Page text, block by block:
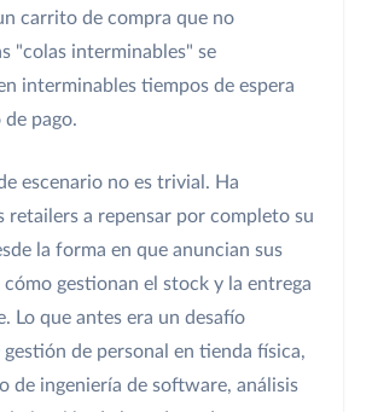
carrito de compra que no
"colas interminables" se
interminables tiempos de espera
de pago.
escenario no es trivial. Ha
retailers a repensar por completo su
la forma en que anuncian sus
gestionan el stock y la entrega
Lo que antes era un desafío
gestión de personal en tienda física,
de ingeniería de software, análisis